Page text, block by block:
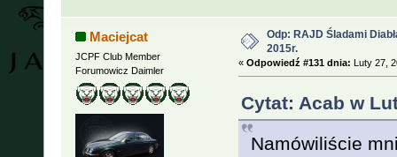
Maciejcat
JCPF Club Member
Forumowicz Daimler
Odp: RAJD Śladami
2015r.
« Odpowiedź #131 dnia: Luty 27,
Cytat: Acab w
Namówiliście